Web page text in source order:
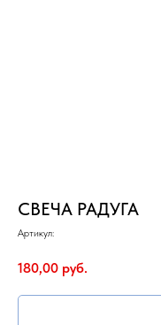
СВЕЧА РАДУГА
Артикул:
180,00 руб.